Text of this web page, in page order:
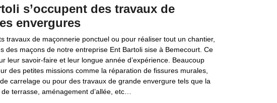
s’occupent des travaux de
envergures
travaux de maçonnerie ponctuel ou pour réaliser tout un chantier,
des maçons de notre entreprise Ent Bartoli sise à Bemecourt. Ce
leur savoir-faire et leur longue année d’expérience. Beaucoup
des petites missions comme la réparation de fissures murales,
carrelage ou pour des travaux de grande envergure tels que la
terrasse, aménagement d’allée, etc…